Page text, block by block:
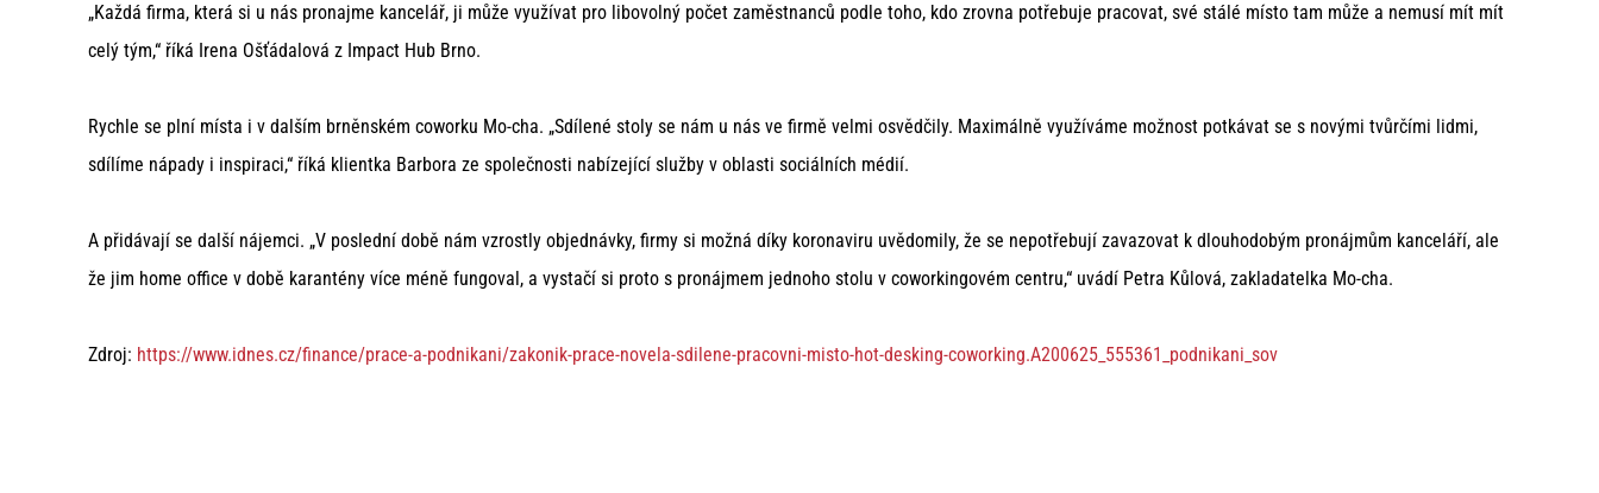
„Každá firma, která si u nás pronajme kancelář, ji může využívat pro libovolný počet zaměstnanců podle toho, kdo zrovna potřebuje pracovat, své stálé místo tam může a nemusí mít mít
celý tým,“ říká Irena Ošťádalová z Impact Hub Brno.
Rychle se plní místa i v dalším brněnském coworku Mo-cha. „Sdílené stoly se nám u nás ve firmě velmi osvědčily. Maximálně využíváme možnost potkávat se s novými tvůrčími lidmi,
sdílíme nápady i inspiraci,“ říká klientka Barbora ze společnosti nabízející služby v oblasti sociálních médií.
A přidávají se další nájemci. „V poslední době nám vzrostly objednávky, firmy si možná díky koronaviru uvědomily, že se nepotřebují zavazovat k dlouhodobým pronájmům kanceláří, ale
že jim home office v době karantény více méně fungoval, a vystačí si proto s pronájmem jednoho stolu v coworkingovém centru,“ uvádí Petra Kůlová, zakladatelka Mo-cha.
Zdroj: https://www.idnes.cz/finance/prace-a-podnikani/zakonik-prace-novela-sdilene-pracovni-misto-hot-desking-coworking.A200625_555361_podnikani_sov